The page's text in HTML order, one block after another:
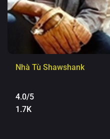
Nhà Tù Shawshank
4.0/5
1.7K